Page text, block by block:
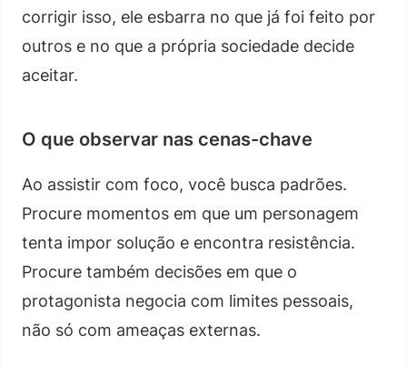
corrigir isso, ele esbarra no que já foi feito por
outros e no que a própria sociedade decide
aceitar.
O que observar nas cenas-chave
Ao assistir com foco, você busca padrões.
Procure momentos em que um personagem
tenta impor solução e encontra resistência.
Procure também decisões em que o
protagonista negocia com limites pessoais,
não só com ameaças externas.